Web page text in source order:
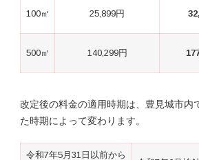
100㎥ 25,899円
500㎥ 140,299円
改定後の料金の適用時期は、豊見城市内
た時期によって変わります。
令和7年5月31日以前から